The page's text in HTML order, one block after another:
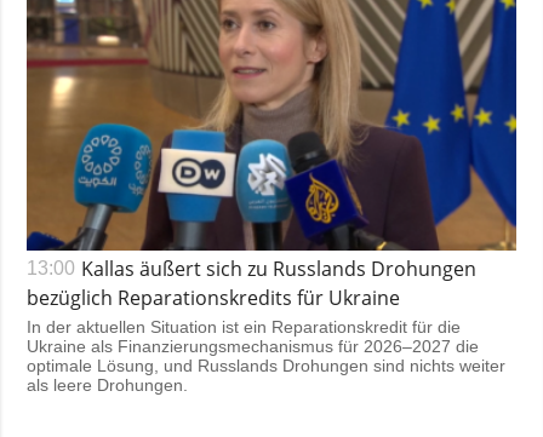
13:00 Kallas äußert sich zu Russlands Drohungen
bezüglich Reparationskredits für Ukraine
In der aktuellen Situation ist ein Reparationskredit für die
Ukraine als Finanzierungsmechanismus für 2026–2027 die
optimale Lösung, und Russlands Drohungen sind nichts weiter
als leere Drohungen.